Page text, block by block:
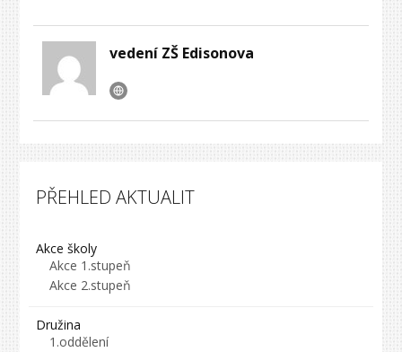
vedení ZŠ Edisonova
PŘEHLED AKTUALIT
Akce školy
Akce 1.stupeň
Akce 2.stupeň
Družina
1.oddělení